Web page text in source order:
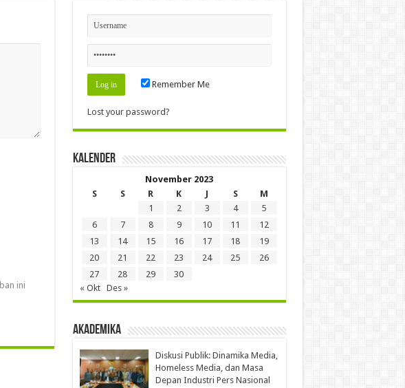
ini
Remember Me
Lost your password?
Kalender
November 2023
S
S R K J S
M
1
2 3 4
5
6
7 8 9 10 11
12
13
14 15 16 17 18
19
20
21 22 23 24 25
26
27
28 29
30
« Okt
Des »
Akademika
Diskusi Publik: Dinamika Media,
Homeless Media, dan Masa
Depan Industri Pers Nasional